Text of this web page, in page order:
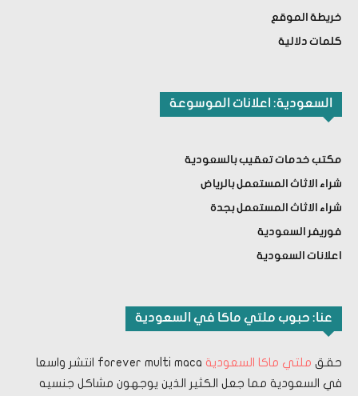
خريطة الموقع
كلمات دلالية
السعودية: اعلانات الموسوعة
مكتب خدمات تعقيب بالسعودية
شراء الاثاث المستعمل بالرياض
شراء الاثاث المستعمل بجدة
فوريفر السعودية
اعلانات السعودية
عنا: حبوب ملتي ماكا في السعودية
حقق ملتي ماكا السعودية
forever multi maca انتشر واسعا
في السعودية مما جعل الكثير الذين يوجهون مشاكل جنسيه